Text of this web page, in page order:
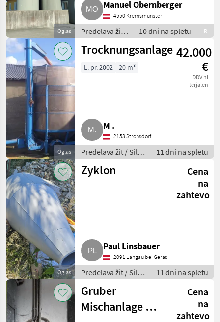
Oglas
Manuel Obernberger
4550 Kremsmünster
Predelava žit /
Silos za žita
10 dni na spletu R
Oglas
Trocknungsanlage 42.000
€
DDV ni
terjalen
L. pr. 2002 20 m³
M .
2153 Stronsdorf
Predelava žit / Silos
za žita
11 dni na spletu
Oglas
Zyklon
Cena
na
zahtevo
Paul Linsbauer
2091 Langau bei Geras
Predelava žit / Silos
za žita
11 dni na spletu
Gruber
Mischanlage mit
Cena
na
zahtevo